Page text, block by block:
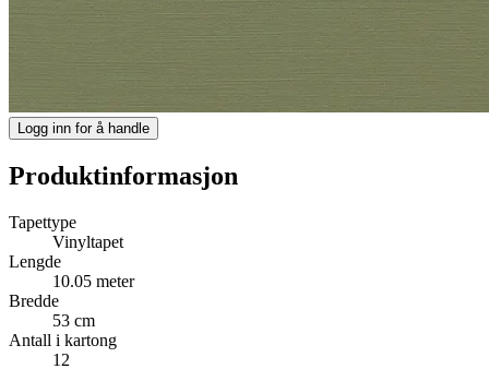
Logg inn for å handle
Produktinformasjon
Tapettype
Vinyltapet
Lengde
10.05 meter
Bredde
53 cm
Antall i kartong
12